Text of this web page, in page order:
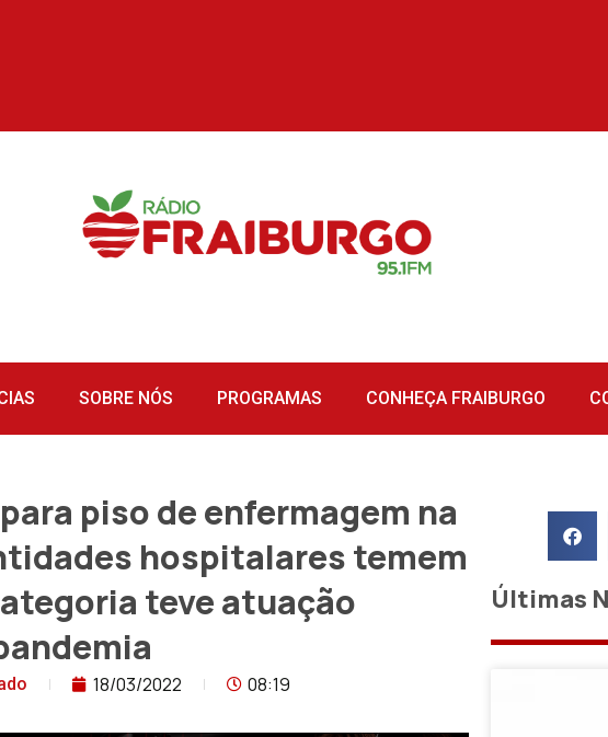
SOBRE NÓS PROGRAMAS CONHEÇA FRAIBURGO
piso de enfermagem na
hospitalares temem
teve atuação
18/03/2022 08:19
Últimas